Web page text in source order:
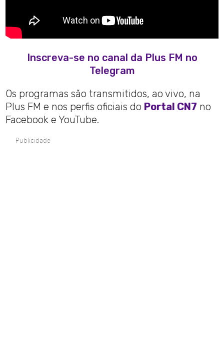
Inscreva-se no canal da Plus FM no
Telegram
Os programas são transmitidos, ao vivo, na
Plus FM e nos perfis oficiais do Portal CN7 no
Facebook e YouTube.
Publicidade